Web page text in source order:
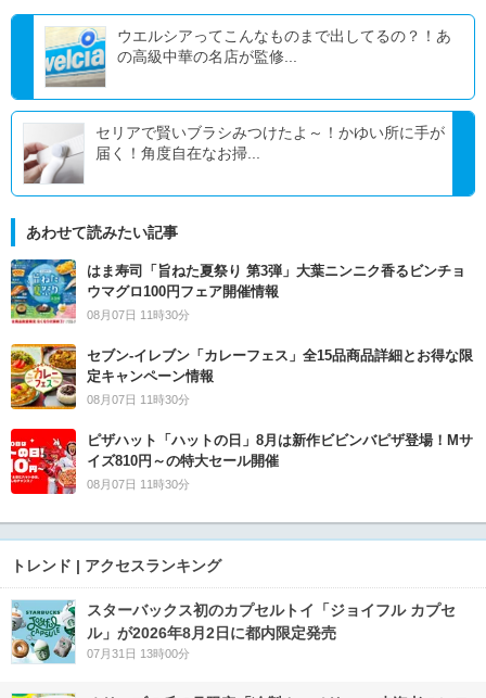
ウエルシアってこんなものまで出してるの？！あ
の高級中華の名店が監修...
セリアで賢いブラシみつけたよ～！かゆい所に手が
届く！角度自在なお掃...
あわせて読みたい記事
はま寿司「旨ねた夏祭り 第3弾」大葉ニンニク香るビンチョ
ウマグロ100円フェア開催情報
08月07日 11時30分
セブン‐イレブン「カレーフェス」全15品商品詳細とお得な限
定キャンペーン情報
08月07日 11時30分
ピザハット「ハットの日」8月は新作ビビンバピザ登場！Mサ
イズ810円～の特大セール開催
08月07日 11時30分
トレンド | アクセスランキング
スターバックス初のカプセルトイ「ジョイフル カプセ
ル」が2026年8月2日に都内限定発売
07月31日 13時00分